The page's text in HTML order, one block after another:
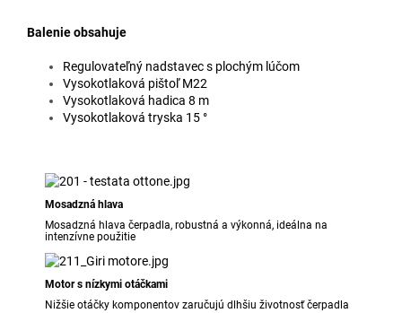
Balenie obsahuje
Regulovateľný nadstavec s plochým lúčom
Vysokotlaková pištoľ M22
Vysokotlaková hadica 8 m
Vysokotlaková tryska 15 °
Mosadzná hlava
Mosadzná hlava čerpadla, robustná a výkonná, ideálna na
intenzívne použitie
Motor s nízkymi otáčkami
Nižšie otáčky komponentov zaručujú dlhšiu životnosť čerpadla